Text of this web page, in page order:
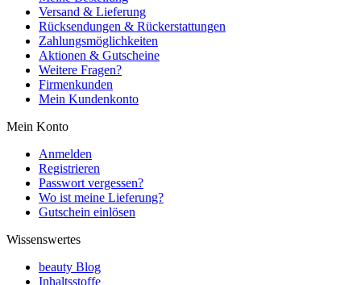
Versand & Lieferung
Rücksendungen & Rückerstattungen
Zahlungsmöglichkeiten
Aktionen & Gutscheine
Weitere Fragen?
Firmenkunden
Mein Kundenkonto
Mein Konto
Anmelden
Registrieren
Passwort vergessen?
Wo ist meine Lieferung?
Gutschein einlösen
Wissenswertes
beauty Blog
Inhaltsstoffe